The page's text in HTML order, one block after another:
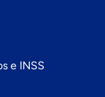
e INSS